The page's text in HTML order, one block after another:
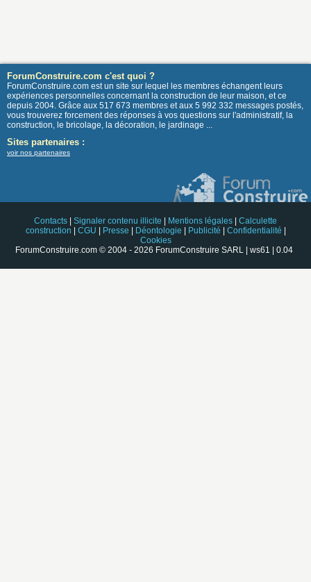
ForumConstruire.com c'est quoi ?
ForumConstruire.com est un site sur lequel les membres échangent leurs
expériences personnelles concernant la construction de leur maison, et ce
depuis 2004. Grâce aux 517 673 membres et aux 5 992 332 messages postés,
vous trouverez forcement des réponses à vos questions sur l'administratif, la
construction, le bricolage, la décoration, le jardinage ...
Sites partenaires :
voir nos partenaires
Contacts Signaler contenu illicite Mentions légales
Calculette
construction
CGU Presse Déontologie Publicité Confidentialité
Cookies
ForumConstruire.com © 2004 - 2026 ForumConstruire SARL | ws61 | 0.04